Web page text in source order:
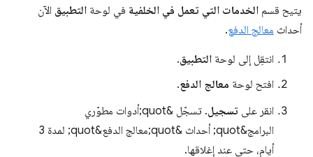
يتيح قسم الخدمات التي تعمل في الخلفية في لوحة التطبيق الآن
أحداث معالج الدفع.
انتقِل إلى لوحة التطبيق.
افتح لوحة معالج الدفع.
انقر على تسجيل
. تسجّل &quot;أدوات مطوّري
البرامج&quot; أحداث &quot;معالج الدفع&quot; لمدة 3
أيام، حتى عند إغلاقها.